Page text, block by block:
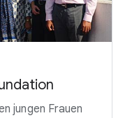
jungen Frauen